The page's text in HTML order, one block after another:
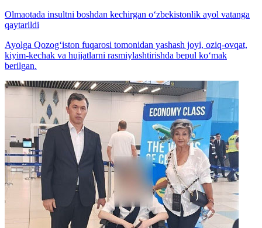
Olmaotada insultni boshdan kechirgan o‘zbekistonlik ayol vatanga
qaytarildi
Ayolga Qozog‘iston fuqarosi tomonidan yashash joyi, oziq-ovqat,
kiyim-kechak va hujjatlarni rasmiylashtirishda bepul ko‘mak
berilgan.